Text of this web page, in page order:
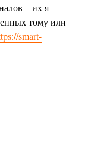
– их я
тому или
smart-